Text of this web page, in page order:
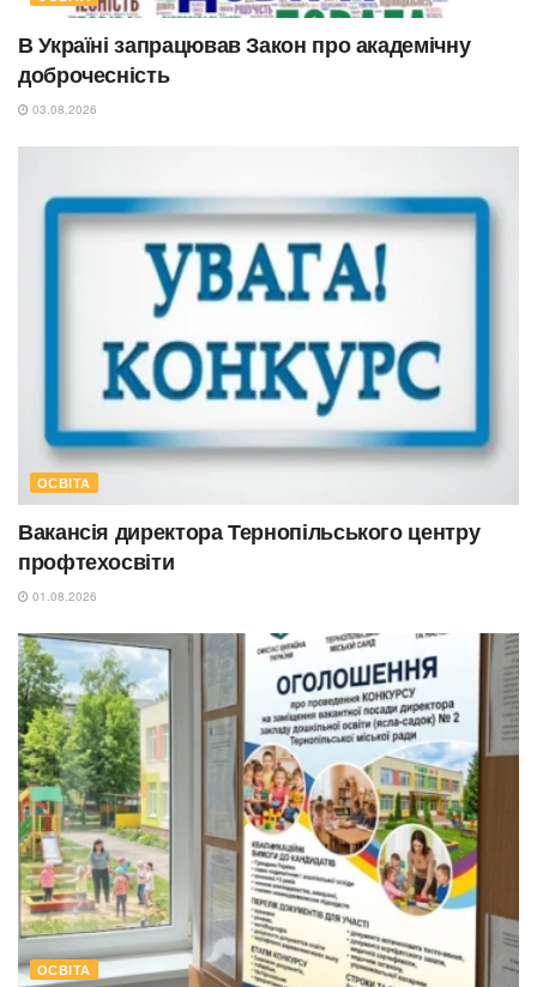
В Україні запрацював Закон про академічну
доброчесність
03.08.2026
ОСВІТА
Вакансія директора Тернопільського центру
профтехосвіти
01.08.2026
ОСВІТА